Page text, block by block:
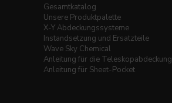
Gesamtkatalog
Unsere Produktpalette
X-Y Abdeckungssysteme
Instandsetzung und Ersatzteile
Wave Sky Chemical
Anleitung für die Teleskopabdeckung
Anleitung für Sheet-Pocket